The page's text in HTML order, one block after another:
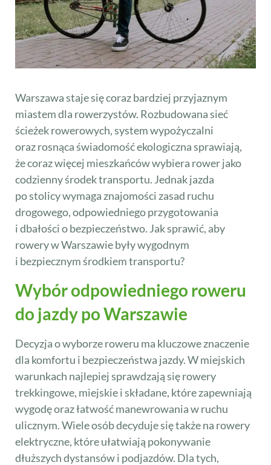
Warszawa staje się coraz bardziej przyjaznym
miastem dla rowerzystów. Rozbudowana sieć
ścieżek rowerowych, system wypożyczalni
oraz rosnąca świadomość ekologiczna sprawiają,
że coraz więcej mieszkańców wybiera rower jako
codzienny środek transportu. Jednak jazda
po stolicy wymaga znajomości zasad ruchu
drogowego, odpowiedniego przygotowania
i dbałości o bezpieczeństwo. Jak sprawić, aby
rowery w Warszawie były wygodnym
i bezpiecznym środkiem transportu?
Wybór odpowiedniego roweru
do jazdy po Warszawie
Decyzja o wyborze roweru ma kluczowe znaczenie
dla komfortu i bezpieczeństwa jazdy. W miejskich
warunkach najlepiej sprawdzają się rowery
trekkingowe, miejskie i składane, które zapewniają
wygodę oraz łatwość manewrowania w ruchu
ulicznym. Wiele osób decyduje się także na rowery
elektryczne, które ułatwiają pokonywanie
dłuższych dystansów i podjazdów. Dla tych,